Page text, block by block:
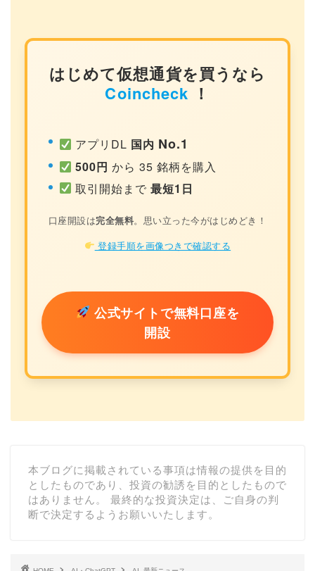
はじめて仮想通貨を買うなら
Coincheck ！
アプリDL 国内 No.1
500円 から 35 銘柄を購入
取引開始まで最短1日
口座開設は完全無料。思い立った今がはじめどき！
登録手順を画像つきで確認する
公式サイトで無料口座を
開設
本ブログに掲載されている事項は情報の提供を目的
としたものであり、投資の勧誘を目的としたもので
はありません。 最終的な投資決定は、ご自身の判
断で決定するようお願いいたします。